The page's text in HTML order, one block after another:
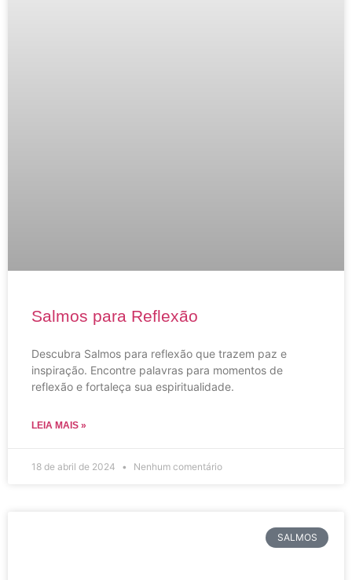
Salmos para Reflexão
Descubra Salmos para reflexão que trazem paz e
inspiração. Encontre palavras para momentos de
reflexão e fortaleça sua espiritualidade.
LEIA MAIS »
18 de abril de 2024 Nenhum comentário
SALMOS